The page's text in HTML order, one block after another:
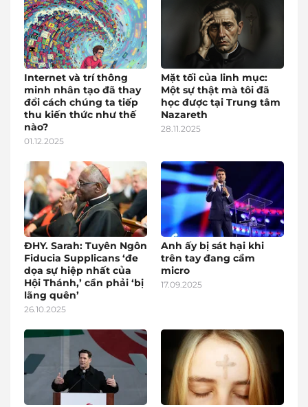
Internet và trí thông
minh nhân tạo đã thay
đổi cách chúng ta tiếp
thu kiến thức như thế
nào?
01.12.2025
Mặt tối của linh mục:
Một sự thật mà tôi đã
học được tại Trung tâm
Nazareth
28.11.2025
ĐHY. Sarah: Tuyên Ngôn
Fiducia Supplicans ‘đe
dọa sự hiệp nhất của
Hội Thánh,’ cần phải ‘bị
lãng quên’
26.10.2025
Anh ấy bị sát hại khi
trên tay đang cầm
micro
17.09.2025